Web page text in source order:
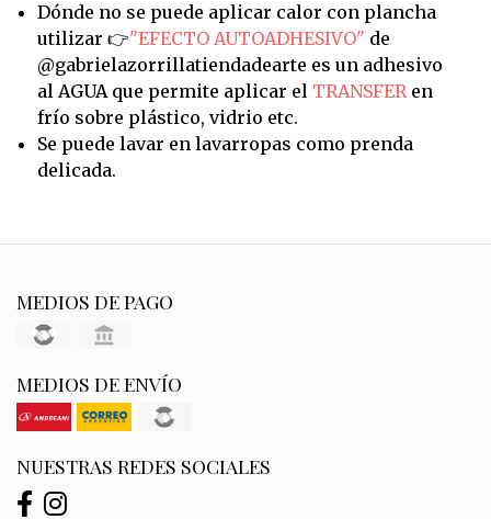
Dónde no se puede aplicar calor con plancha
utilizar 👉"EFECTO AUTOADHESIVO" de
@gabrielazorrillatiendadearte es un adhesivo
al AGUA que permite aplicar el TRANSFERen
frío sobre plástico, vidrio etc.
Se puede lavar en lavarropas como prenda
delicada.
MEDIOS DE PAGO
MEDIOS DE ENVÍO
NUESTRAS REDES SOCIALES